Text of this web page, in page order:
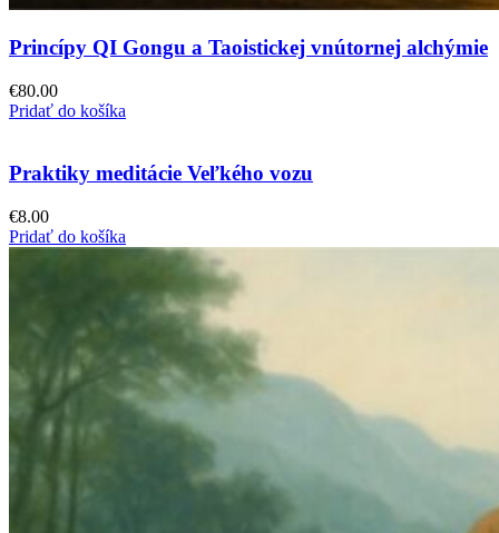
Princípy QI Gongu a Taoistickej vnútornej alchýmie
€80.00
Pridať do košíka
Praktiky meditácie Veľkého vozu
€8.00
Pridať do košíka